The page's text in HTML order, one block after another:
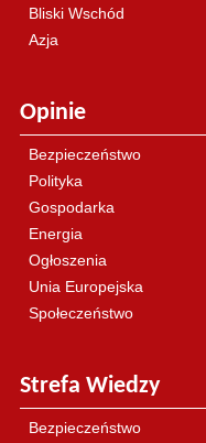
Bliski Wschód
Azja
Opinie
Bezpieczeństwo
Polityka
Gospodarka
Energia
Ogłoszenia
Unia Europejska
Społeczeństwo
Strefa Wiedzy
Bezpieczeństwo